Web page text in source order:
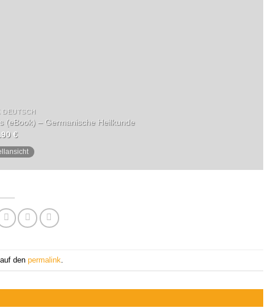
DEUTSCH
(eBook) – Germanische Heilkunde
€
den permalink